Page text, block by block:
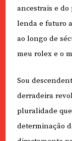
ancestrais e
lenda e futuro
ao longo de
meu rolex e o
Sou
derradeira
pluralidade
determinação